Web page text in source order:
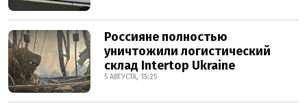
Россияне полностью
уничтожили логистический
склад Intertop Ukraine
5 АВГУСТА, 15:25